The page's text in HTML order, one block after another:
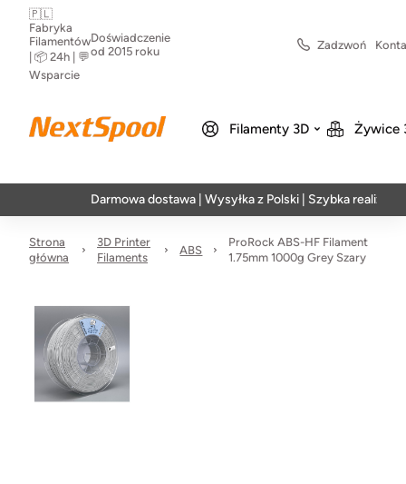
🇵🇱
Fabryka
Filamentów
| 📦 24h | 💬
Wsparcie
Doświadczenie
od 2015 roku
Zadzwoń
Filamenty 3D Żywice
Darmowa dostawa | Wysyłka z Polski | Szybka realizacja w
Strona
główna
3D Printer
Filaments
ABS
ProRock ABS-HF Filament
1.75mm 1000g Grey Szary